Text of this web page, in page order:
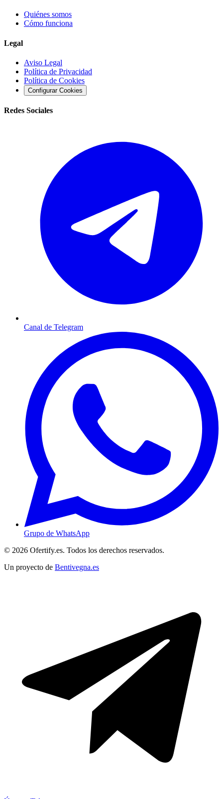
Quiénes somos
Cómo funciona
Legal
Aviso Legal
Política de Privacidad
Política de Cookies
Configurar Cookies
Redes Sociales
Canal de Telegram
Grupo de WhatsApp
© 2026 Ofertify.es. Todos los derechos reservados.
Un proyecto de Bentivegna.es